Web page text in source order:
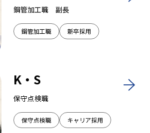
鋼管加工職 副長
鋼管加工職 新卒採用
K・S
保守点検職
保守点検職 キャリア採用